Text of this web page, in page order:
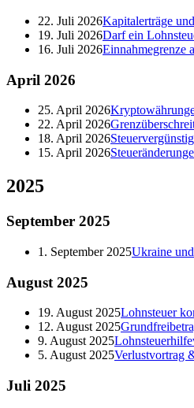
22. Juli 2026Kapitalerträge
19. Juli 2026Darf ein
16. Juli 2026Einnahmegrenze
April 2026
25. April 2026
22. April 2026
18. April 2026
15. April 2026
2025
September 2025
1. September 2025Ukraine
August 2025
19. August 2025Lohnsteuer
12. August 2025
9. August 2025
5. August 2025Verlustvortrag
Juli 2025